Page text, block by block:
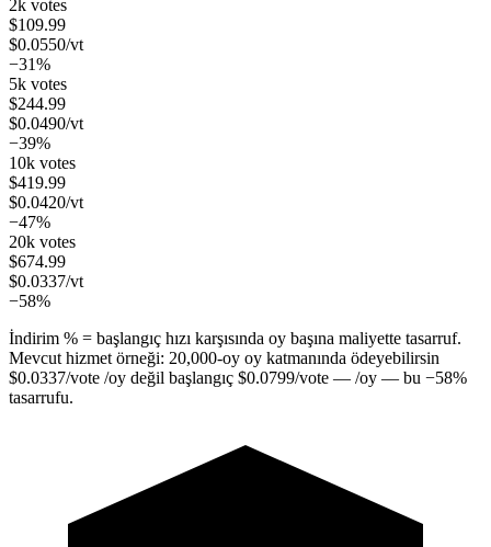
2k votes
$109.99
$0.0550/vt
−31%
5k votes
$244.99
$0.0490/vt
−39%
10k votes
$419.99
$0.0420/vt
−47%
20k votes
$674.99
$0.0337/vt
−58%
İndirim % = başlangıç hızı karşısında oy başına maliyette tasarruf.
Mevcut hizmet örneği: 20,000-oy oy katmanında ödeyebilirsin
$0.0337/vote /oy değil başlangıç $0.0799/vote — /oy — bu −58%
tasarrufu.